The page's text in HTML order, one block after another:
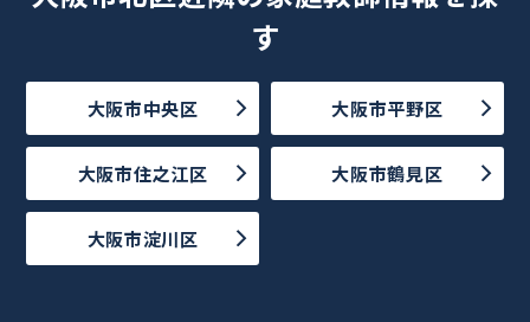
す
大阪市中央区 大阪市平野区
大阪市住之江区 大阪市鶴見区
大阪市淀川区